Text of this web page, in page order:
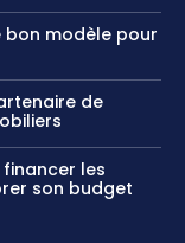
bon modèle pour
de
les
son budget